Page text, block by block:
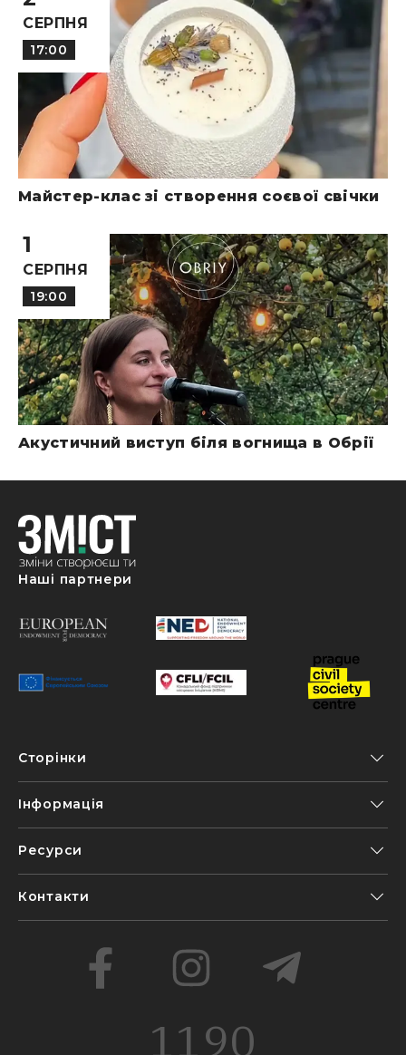
СЕРПНЯ
17:00
Майстер-клас зі створення соєвої свічки
1
СЕРПНЯ
19:00
Акустичний виступ біля вогнища в Обрії
Наші партнери
Сторінки
Інформація
Ресурси
Контакти
1190